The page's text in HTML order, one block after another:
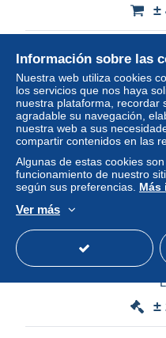
±
Nuevo
38 - 45 - carte "Journée
±
Información sobre las
Nuestra web utiliza cookies
los servicios que nos haya
nuestra plataforma, recordar
agradable su navegación,
nuestra web a sus
compartir contenidos en las
Algunas de estas cookies
funcionamiento de nuestro
según sus preferencias. Más
Ver más